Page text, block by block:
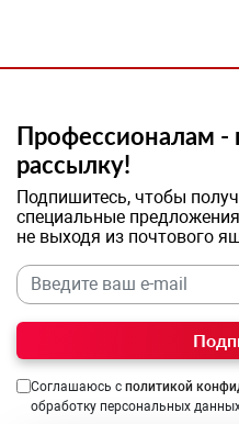
Профессионалам -
рассылку!
Подпишитесь, чтобы
специальные
не выходя из почтового
Соглашаюсь с политикой
обработку персональных